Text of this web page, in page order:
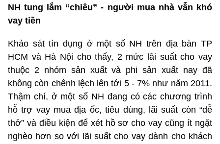
NH tung lắm “chiêu” - người mua nhà vẫn khó
vay tiền
Khảo sát tín dụng ở một số NH trên địa bàn TP
HCM và Hà Nội cho thấy, 2 mức lãi suất cho vay
thuộc 2 nhóm sản xuất và phi sản xuất nay đã
không còn chênh lệch lên tới 5 - 7% như năm 2011.
Thậm chí, ở một số NH đang có các chương trình
hỗ trợ vay mua địa ốc, tiêu dùng, lãi suất còn “dễ
thở” và điều kiện để xét hồ sơ cho vay cũng ít ngặt
nghèo hơn so với lãi suất cho vay dành cho khách